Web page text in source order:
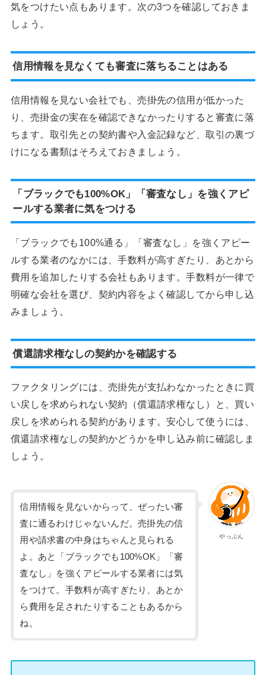
気をつけたい点もあります。次の3つを確認しておきま
しょう。
信用情報を見なくても審査に落ちることはある
信用情報を見ない会社でも、売掛先の信用が低かった
り、売掛金の実在を確認できなかったりすると審査に落
ちます。取引先との契約書や入金記録など、取引の裏づ
けになる書類はそろえておきましょう。
「ブラックでも100%OK」「審査なし」を強くアピ
ールする業者に気をつける
「ブラックでも100%通る」「審査なし」を強くアピー
ルする業者のなかには、手数料が高すぎたり、あとから
費用を追加したりする会社もあります。手数料が一律で
明確な会社を選び、契約内容をよく確認してから申し込
みましょう。
償還請求権なしの契約かを確認する
ファクタリングには、売掛先が支払わなかったときに買
い戻しを求められない契約（償還請求権なし）と、買い
戻しを求められる契約があります。安心して使うには、
償還請求権なしの契約かどうかを申し込み前に確認しま
しょう。
やっぷん
信用情報を見ないからって、ぜったい審
査に通るわけじゃないんだ。売掛先の信
用や請求書の中身はちゃんと見られる
よ。あと「ブラックでも100%OK」「審
査なし」を強くアピールする業者には気
をつけて。手数料が高すぎたり、あとか
ら費用を足されたりすることもあるから
ね。